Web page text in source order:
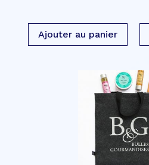
Ajouter au panier